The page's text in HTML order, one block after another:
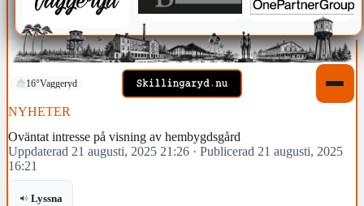
16°Vaggeryd
NYHETER
Oväntat intresse på visning av hembygdsgård
Uppdaterad 21 augusti, 2025 21:26 · Publicerad 21 augusti, 2025
16:21
Lyssna